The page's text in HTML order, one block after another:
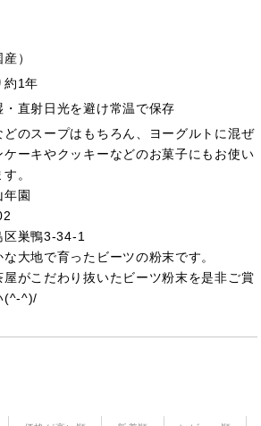
）
約1年
・直射日光を避け常温で保存
どのスープはもちろん、ヨーグルトに混ぜ
ケーキやクッキーなどのお菓子にもお使い
。
年園
区巣鴨3-34-1
大地で育ったビーツの粉末です。
屋がこだわり抜いたビーツ粉末を是非ご賞
(^-^)/